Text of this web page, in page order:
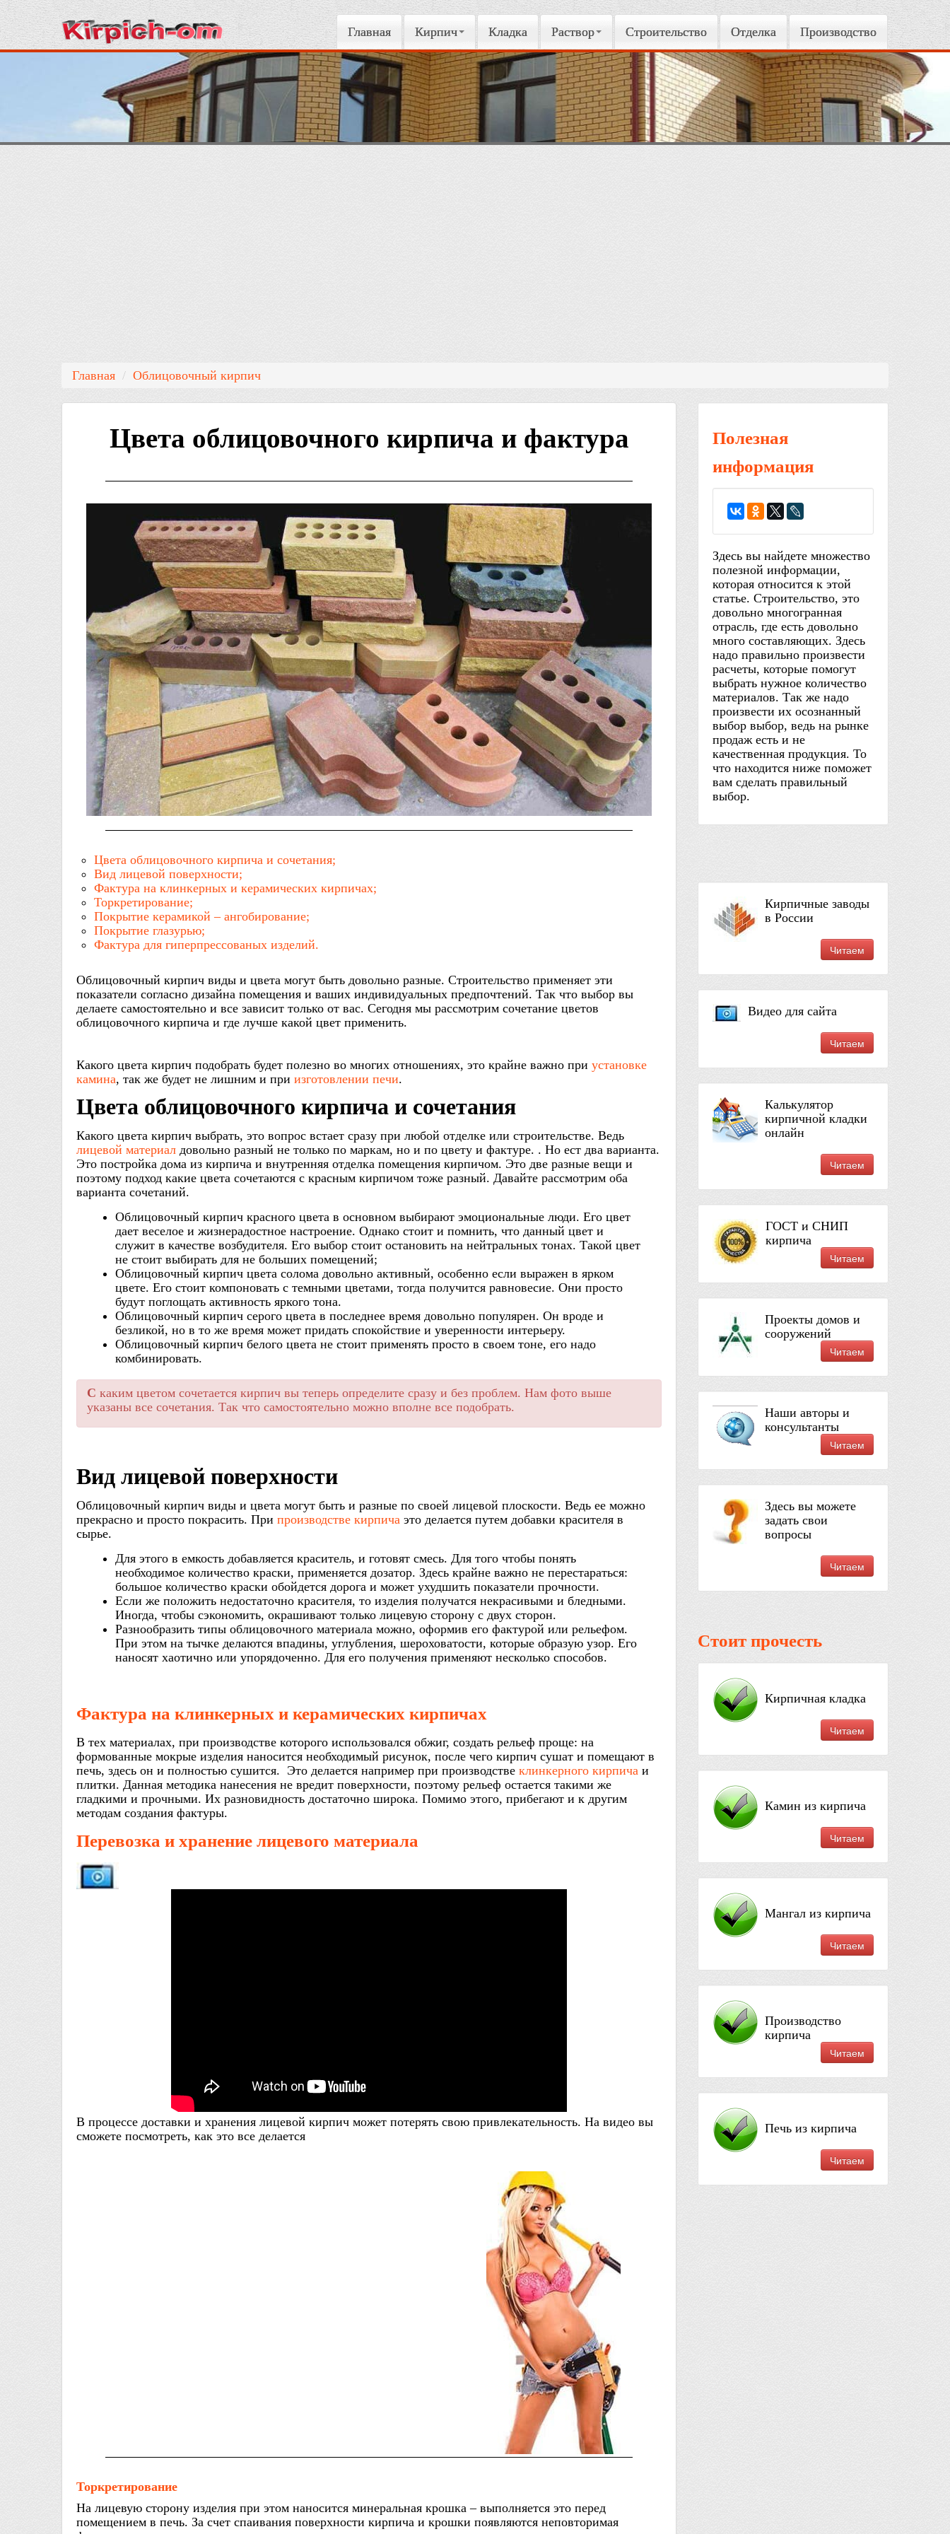
Главная Кирпич Кладка Раствор Строительство Отделка Производство
Главная / Облицовочный кирпич
Цвета облицовочного кирпича и фактура
Цвета облицовочного кирпича и сочетания;
Вид лицевой поверхности;
Фактура на клинкерных и керамических кирпичах;
Торкретирование;
Покрытие керамикой – ангобирование;
Покрытие глазурью;
Фактура для гиперпрессованых изделий.
Облицовочный кирпич виды и цвета могут быть довольно разные. Строительство применяет эти
показатели согласно дизайна помещения и ваших индивидуальных предпочтений. Так что выбор вы
делаете самостоятельно и все зависит только от вас. Сегодня мы рассмотрим сочетание цветов
облицовочного кирпича и где лучше какой цвет применить.
Какого цвета кирпич подобрать будет полезно во многих отношениях, это крайне важно при установке
камина, так же будет не лишним и при изготовлении печи.
Цвета облицовочного кирпича и сочетания
Какого цвета кирпич выбрать, это вопрос встает сразу при любой отделке или строительстве. Ведь
лицевой материал довольно разный не только по маркам, но и по цвету и фактуре. . Но ест два варианта.
Это постройка дома из кирпича и внутренняя отделка помещения кирпичом. Это две разные вещи и
поэтому подход какие цвета сочетаются с красным кирпичом тоже разный. Давайте рассмотрим оба
варианта сочетаний.
Облицовочный кирпич красного цвета в основном выбирают эмоциональные люди. Его цвет
дает веселое и жизнерадостное настроение. Однако стоит и помнить, что данный цвет и
служит в качестве возбудителя. Его выбор стоит остановить на нейтральных тонах. Такой цвет
не стоит выбирать для не больших помещений;
Облицовочный кирпич цвета солома довольно активный, особенно если выражен в ярком
цвете. Его стоит компоновать с темными цветами, тогда получится равновесие. Они просто
будут поглощать активность яркого тона.
Облицовочный кирпич серого цвета в последнее время довольно популярен. Он вроде и
безликой, но в то же время может придать спокойствие и уверенности интерьеру.
Облицовочный кирпич белого цвета не стоит применять просто в своем тоне, его надо
комбинировать.
С каким цветом сочетается кирпич вы теперь определите сразу и без проблем. Нам фото выше
указаны все сочетания. Так что самостоятельно можно вполне все подобрать.
Вид лицевой поверхности
Облицовочный кирпич виды и цвета могут быть и разные по своей лицевой плоскости. Ведь ее можно
прекрасно и просто покрасить. При производстве кирпича это делается путем добавки красителя в
сырье.
Для этого в емкость добавляется краситель, и готовят смесь. Для того чтобы понять
необходимое количество краски, применяется дозатор. Здесь крайне важно не перестараться:
большое количество краски обойдется дорога и может ухудшить показатели прочности.
Если же положить недостаточно красителя, то изделия получатся некрасивыми и бледными.
Иногда, чтобы сэкономить, окрашивают только лицевую сторону с двух сторон.
Разнообразить типы облицовочного материала можно, оформив его фактурой или рельефом.
При этом на тычке делаются впадины, углубления, шероховатости, которые образую узор. Его
наносят хаотично или упорядоченно. Для его получения применяют несколько способов.
Фактура на клинкерных и керамических кирпичах
В тех материалах, при производстве которого использовался обжиг, создать рельеф проще: на
формованные мокрые изделия наносится необходимый рисунок, после чего кирпич сушат и помещают в
печь, здесь он и полностью сушится. Это делается например при производстве клинкерного кирпича и
плитки. Данная методика нанесения не вредит поверхности, поэтому рельеф остается такими же
гладкими и прочными. Их разновидность достаточно широка. Помимо этого, прибегают и к другим
методам создания фактуры.
Перевозка и хранение лицевого материала
В процессе доставки и хранения лицевой кирпич может потерять свою привлекательность. На видео вы
сможете посмотреть, как это все делается
Торкретирование
На лицевую сторону изделия при этом наносится минеральная крошка – выполняется это перед
помещением в печь. За счет спаивания поверхности кирпича и крошки появляются неповторимая
Полезная
информация
Здесь вы найдете множество
полезной информации,
которая относится к этой
статье. Строительство, это
довольно многогранная
отрасль, где есть довольно
много составляющих. Здесь
надо правильно произвести
расчеты, которые помогут
выбрать нужное количество
материалов. Так же надо
произвести их осознанный
выбор выбор, ведь на рынке
продаж есть и не
качественная продукция. То
что находится ниже поможет
вам сделать правильный
выбор.
Кирпичные заводы
в России
Читаем
Видео для сайта
Читаем
Калькулятор
кирпичной кладки
онлайн
Читаем
ГОСТ и СНИП
кирпича
Читаем
Проекты домов и
сооружений
Читаем
Наши авторы и
консультанты
Читаем
Здесь вы можете
задать свои
вопросы
Читаем
Стоит прочесть
Кирпичная кладка
Читаем
Камин из кирпича
Читаем
Мангал из кирпича
Читаем
Производство
кирпича
Читаем
Печь из кирпича
Читаем